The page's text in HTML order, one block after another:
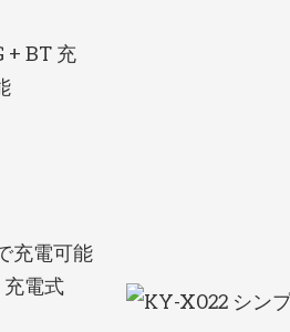
+ BT 充
充電可能
電式